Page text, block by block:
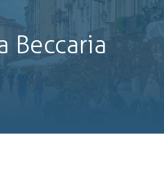
Beccaria